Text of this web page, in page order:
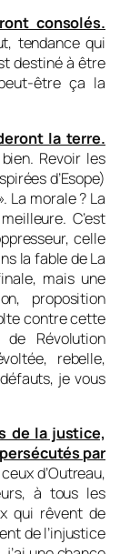
consolés.
tendance qui
destiné à être
être ça la
la terre.
Revoir les
d’Esope)
La morale ? La
C’est
celle
la fable de La
mais une
proposition
contre cette
Révolution
rebelle,
je vous
de la justice,
par
d’Outreau,
à tous les
qui rêvent de
de l’injustice